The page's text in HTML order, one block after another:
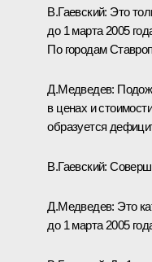
В.Гаевский: Это
до 1 марта 2005
По городам
Д.Медведев:
в ценах и
образуется
В.Гаевский:
Д.Медведев: Это
до 1 марта 2005